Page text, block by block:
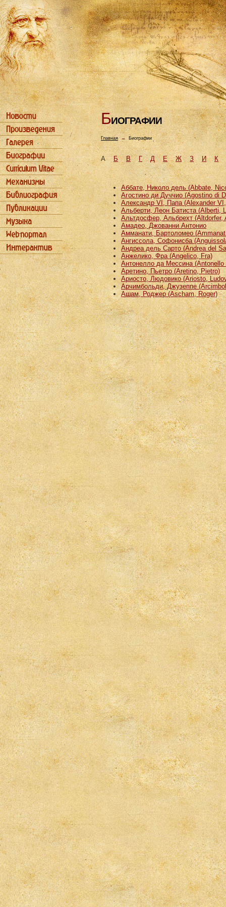
БИОГРАФИИ
Главная→ Биографии
АБ В Г Д Е Ж З И К
Аббате, Николо дель (Abbate,
Агостино ди Дуччио (Agostino di
Александр VI, Папа (Alexander
Альберти, Леон Батиста (Alberti,
Альтдосфер, Альбрехт (Altdorfer,
Амадео, Джованни Антонио
Амманати, Бартоломео
Ангиссола, Софонисба
Андреа дель Сарто (Andrea del
Анжелико, Фра (Angelico, Fra)
Антонелло да Мессина (Antonello
Аретино, Пьетро (Aretino, Pietro)
Ариосто, Людовико (Ariosto,
Арчимбольди, Джузеппе
Ашам, Роджер (Ascham, Roger)